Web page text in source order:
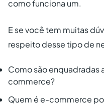
como funciona um.
E se você tem muitas
respeito desse tipo de
Como são enquadradas
commerce?
Quem é e-commerce